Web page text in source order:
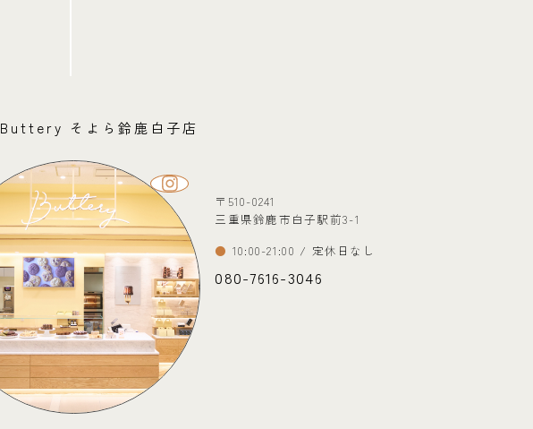
Buttery そよら鈴鹿白子店
〒510-0241
三重県鈴鹿市白子駅前3-1
10:00-21:00 / 定休日なし
080-7616-3046